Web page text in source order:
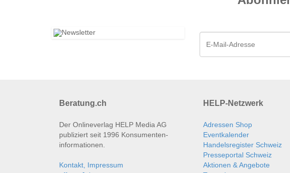
Beratung.ch
Der Onlineverlag HELP Media AG
publiziert seit 1996 Konsumenten­
informationen.
Kontakt, Impressum
HELP-Netzwerk
Adressen Shop
Eventkalender
Handelsregister Schweiz
Presseportal Schweiz
Aktionen & Angebote